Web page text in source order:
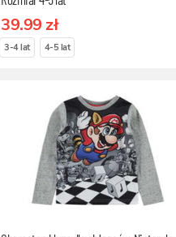
39.99 zł
3-4 lat 4-5 lat